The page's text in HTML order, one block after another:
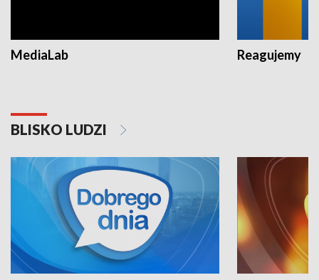
MediaLab Reagujemy
BLISKO LUDZI